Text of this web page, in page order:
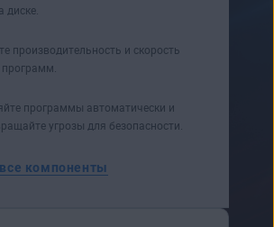
диске.
производи­тельность и скорость
программ.
программы автоматически и
угрозы для безопасности.
компоненты